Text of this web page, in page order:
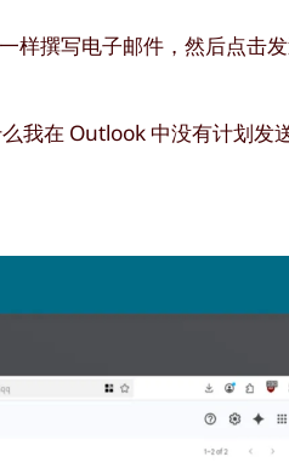
样撰写电子邮件，然后点击
我在 Outlook 中没有计划发